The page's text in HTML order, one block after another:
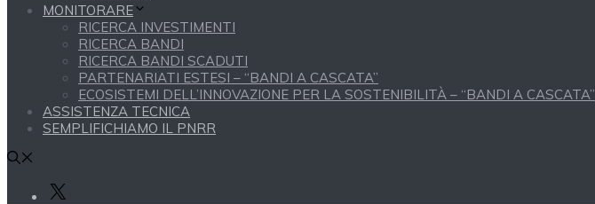
MONITORARE
RICERCA INVESTIMENTI
RICERCA BANDI
RICERCA BANDI SCADUTI
PARTENARIATI ESTESI – “BANDI A CASCATA”
ECOSISTEMI DELL’INNOVAZIONE PER LA SOSTENIBILITÀ – “BANDI A CASCATA”
ASSISTENZA TECNICA
SEMPLIFICHIAMO IL PNRR